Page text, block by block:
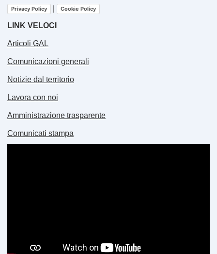
Privacy Policy Cookie Policy
LINK VELOCI
Articoli GAL
Comunicazioni generali
Notizie dal territorio
Lavora con noi
Amministrazione trasparente
Comunicati stampa